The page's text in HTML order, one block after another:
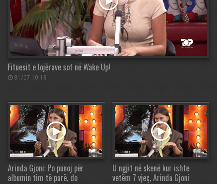
Fituesit e lojërave sot në Wake Up!
31/07 10:13
Arinda Gjoni: Po punoj për
albumin tim të parë, do
U ngjit në skenë kur ishte
vetëm 7 vjeç, Arinda Gjoni